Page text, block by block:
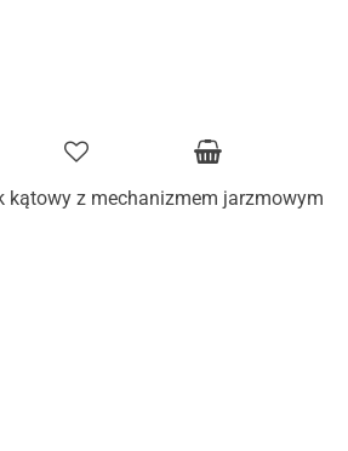
kątowy z mechanizmem jarzmowym